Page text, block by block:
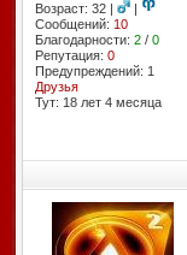
Возраст: 32 |
|
Сообщений: 10
Благодарности: 2/ 0
Репутация: 0
Предупреждений: 1
Друзья
Тут: 18 лет 4 месяцa